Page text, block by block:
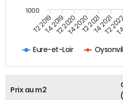
Eure-et-Loir
T2 2019T4 2019T2 2020T4 2020T2 2021T4 2021
T2
1000
Prix au m2